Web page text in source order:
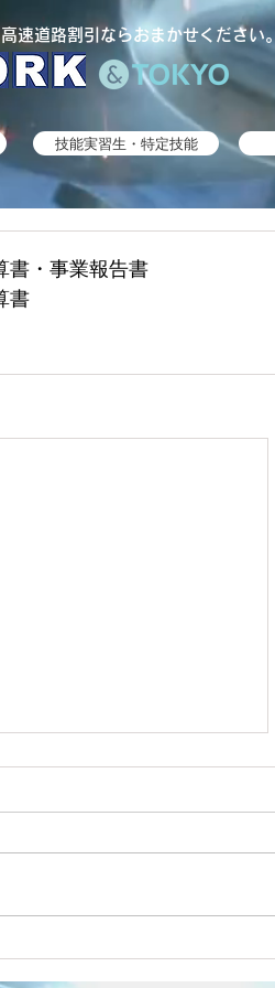
速道路割引ならおまかせください。
技能実習生・特定技能
書・事業報告書
書
和7年度】事業計画書・